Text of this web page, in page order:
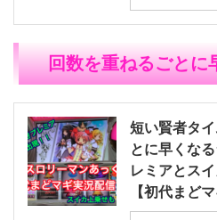
回数を重ねるごとに
短い賢者タ
とに早くな
レミアとス
【初代まど